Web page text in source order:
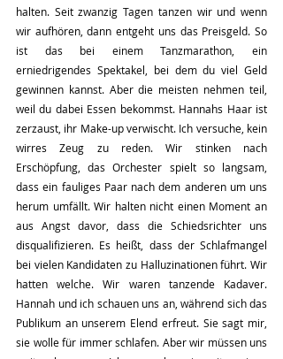
halten. Seit zwanzig Tagen tanzen wir und wenn
wir aufhören, dann entgeht uns das Preisgeld. So
ist das bei einem Tanzmarathon, ein
erniedrigendes Spektakel, bei dem du viel Geld
gewinnen kannst. Aber die meisten nehmen teil,
weil du dabei Essen bekommst. Hannahs Haar ist
zerzaust, ihr Make-up verwischt. Ich versuche, kein
wirres Zeug zu reden. Wir stinken nach
Erschöpfung, das Orchester spielt so langsam,
dass ein fauliges Paar nach dem anderen um uns
herum umfällt. Wir halten nicht einen Moment an
aus Angst davor, dass die Schiedsrichter uns
disqualifizieren. Es heißt, dass der Schlafmangel
bei vielen Kandidaten zu Halluzinationen führt. Wir
hatten welche. Wir waren tanzende Kadaver.
Hannah und ich schauen uns an, während sich das
Publikum an unserem Elend erfreut. Sie sagt mir,
sie wolle für immer schlafen. Aber wir müssen uns